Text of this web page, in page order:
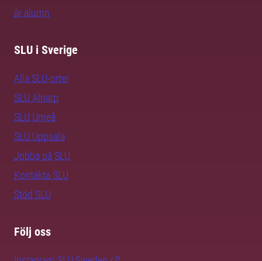
är alumn
SLU i Sverige
Alla SLU-orter
SLU Alnarp
SLU Umeå
SLU Uppsala
Jobba på SLU
Kontakta SLU
Stöd SLU
Följ oss